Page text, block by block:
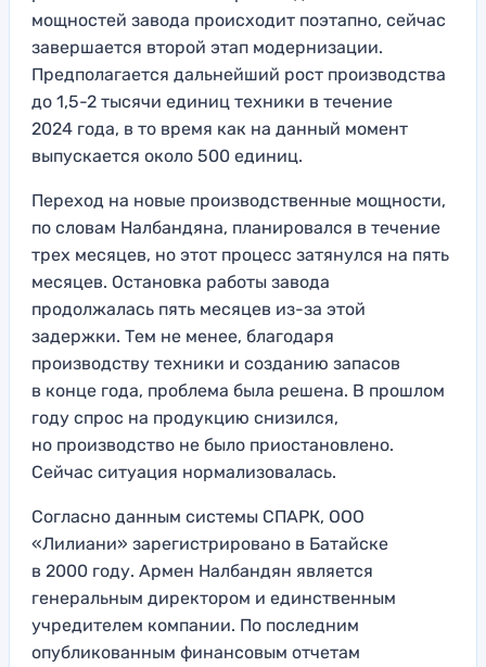
мощностей завода происходит поэтапно, сейчас
завершается второй этап модернизации.
Предполагается дальнейший рост производства
до 1,5-2 тысячи единиц техники в течение
2024 года, в то время как на данный момент
выпускается около 500 единиц.
Переход на новые производственные мощности,
по словам Налбандяна, планировался в течение
трех месяцев, но этот процесс затянулся на пять
месяцев. Остановка работы завода
продолжалась пять месяцев из-за этой
задержки. Тем не менее, благодаря
производству техники и созданию запасов
в конце года, проблема была решена. В прошлом
году спрос на продукцию снизился,
но производство не было приостановлено.
Сейчас ситуация нормализовалась.
Согласно данным системы СПАРК, ООО
«Лилиани» зарегистрировано в Батайске
в 2000 году. Армен Налбандян является
генеральным директором и единственным
учредителем компании. По последним
опубликованным финансовым отчетам